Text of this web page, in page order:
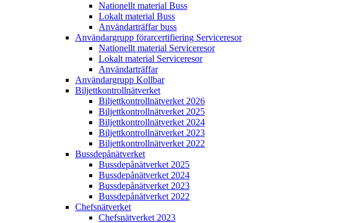
Nationellt material Buss
Lokalt material Buss
Användarträffar buss
Användargrupp förarcertifiering Serviceresor
Nationellt material Serviceresor
Lokalt material Serviceresor
Användarträffar
Användargrupp Kollbar
Biljettkontroll­nätverket
Biljettkontroll­nätverket 2026
Biljettkontroll­nätverket 2025
Biljettkontroll­nätverket 2024
Biljettkontroll­nätverket 2023
Biljettkontroll­nätverket 2022
Bussdepå­nätverket
Bussdepå­nätverket 2025
Bussdepå­nätverket 2024
Bussdepå­nätverket 2023
Bussdepå­nätverket 2022
Chefs­nätverket
Chefs­nätverket 2023